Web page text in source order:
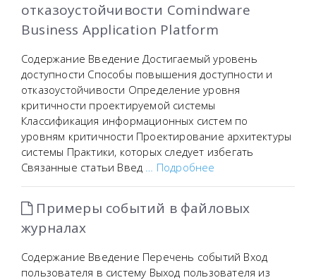
отказоустойчивости Comindware
Business Application Platform
Содержание Введение Достигаемый уровень
доступности Способы повышения доступности и
отказоустойчивости Определение уровня
критичности проектируемой системы
Классификация информационных систем по
уровням критичности Проектирование архитектуры
системы Практики, которых следует избегать
Связанные статьи Введ … Подробнее
Примеры событий в файловых
журналах
Содержание Введение Перечень событий Вход
пользователя в систему Выход пользователя из